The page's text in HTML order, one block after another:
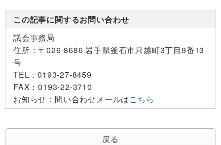
この記事に関するお問い合わせ
議会事務局
住所： 〒026-8686 岩手県釜石市只越町3丁目9番13
号
TEL：0193-27-8459
FAX：0193-22-3710
お知らせ： 問い合わせメールはこちら
戻る